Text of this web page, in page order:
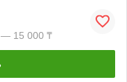
— 15 000 ₸